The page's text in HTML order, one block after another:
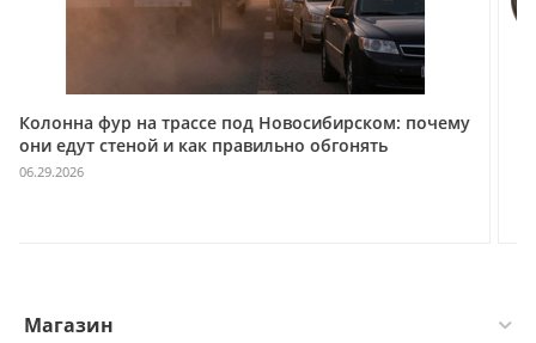
почему
обгонять
Автомобильная цифровая
А‑1000D с функцией
Магазин